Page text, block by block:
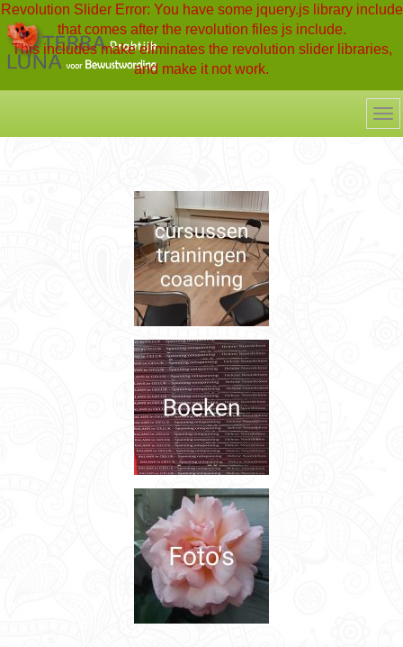
Revolution Slider Error: You have some jquery.js library include
that comes after the revolution files js include.
This includes make eliminates the revolution slider libraries,
and make it not work.
Put JS